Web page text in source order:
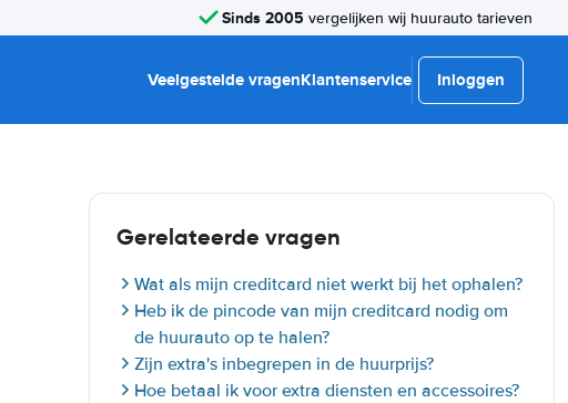
Sinds 2005 vergelijken wij huurauto tarieven
Veelgestelde vragenKlantenservice Inloggen
Gerelateerde vragen
Wat als mijn creditcard niet werkt bij het ophalen?
Heb ik de pincode van mijn creditcard nodig om
de huurauto op te halen?
Zijn extra's inbegrepen in de huurprijs?
Hoe betaal ik voor extra diensten en accessoires?